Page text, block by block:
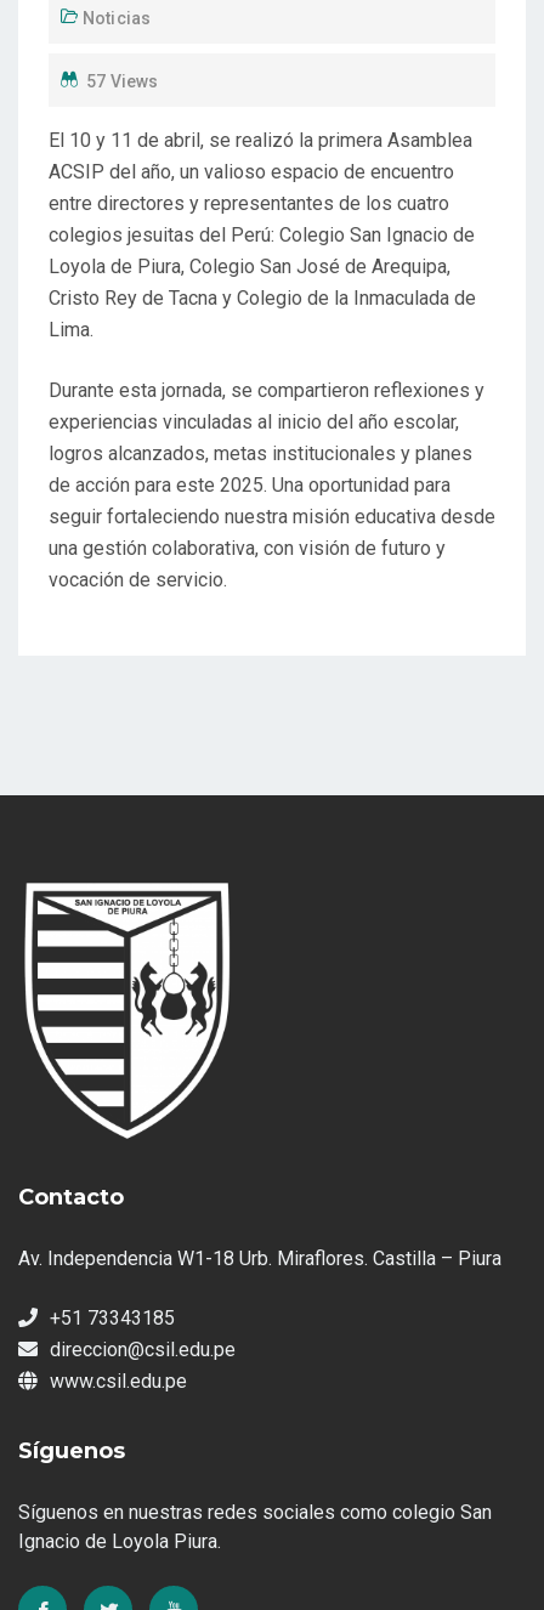
Noticias
57 Views
El 10 y 11 de abril, se realizó la primera Asamblea
ACSIP del año, un valioso espacio de encuentro
entre directores y representantes de los cuatro
colegios jesuitas del Perú: Colegio San Ignacio de
Loyola de Piura, Colegio San José de Arequipa,
Cristo Rey de Tacna y Colegio de la Inmaculada de
Lima.
Durante esta jornada, se compartieron reflexiones y
experiencias vinculadas al inicio del año escolar,
logros alcanzados, metas institucionales y planes
de acción para este 2025. Una oportunidad para
seguir fortaleciendo nuestra misión educativa desde
una gestión colaborativa, con visión de futuro y
vocación de servicio.
Contacto
Av. Independencia W1-18 Urb. Miraflores. Castilla – Piura
+51 73343185
direccion@csil.edu.pe
www.csil.edu.pe
Síguenos
Síguenos en nuestras redes sociales como colegio San
Ignacio de Loyola Piura.